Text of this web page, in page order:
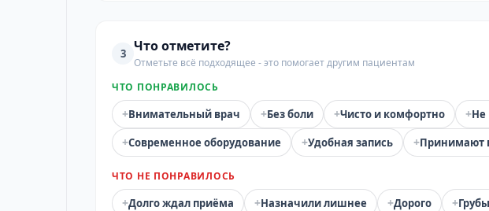
3 Что отметите?
Отметьте всё подходящее - это помогает другим пациентам
ЧТО ПОНРАВИЛОСЬ
+Внимательный врач +Без боли +Чисто и комфортно +Не
+Современное оборудование +Удобная запись +Принимают
ЧТО НЕ ПОНРАВИЛОСЬ
+Долго ждал приёма +Назначили лишнее +Дорого +